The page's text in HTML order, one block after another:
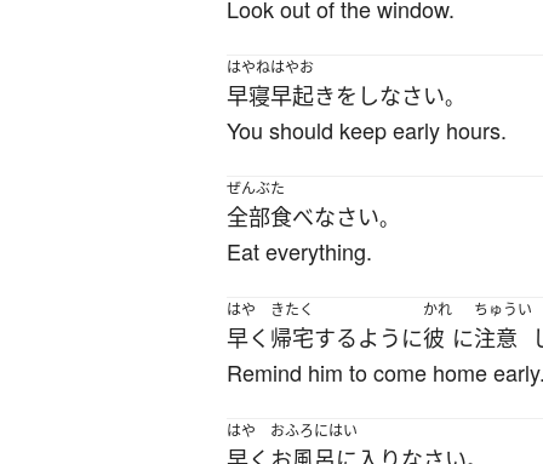
Look out of the window.
はやねはやお
早寝早起きを しなさい。
You should keep early hours.
ぜんぶ
全部
た
食べなさい。
Eat everything.
はや
早く
きたく
帰宅するように
かれ
彼 に
ちゅうい
注意
Remind him to come home early.
はや
おふろにはい